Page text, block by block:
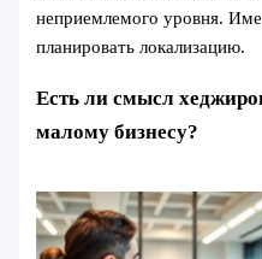
неприемлемого уровня.
планировать локализацию.
Есть ли смысл
малому бизнесу?